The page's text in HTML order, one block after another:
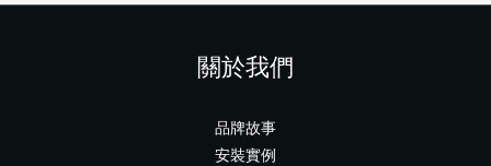
關於我們
品牌故事
安裝實例